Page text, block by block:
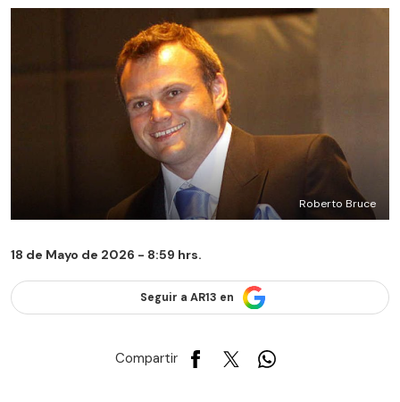
Roberto Bruce
18 de Mayo de 2026 - 8:59 hrs.
Seguir a AR13 en
Compartir